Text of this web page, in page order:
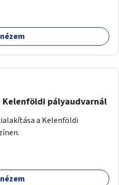
pályaudvarnál
a Kelenföldi